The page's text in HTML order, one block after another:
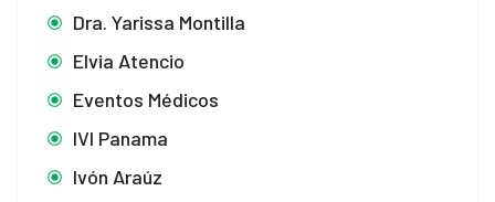
Dra. Yarissa Montilla
Elvia Atencio
Eventos Médicos
IVI Panama
Ivón Araúz